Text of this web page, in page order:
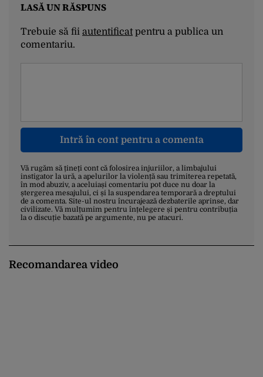
LASĂ UN RĂSPUNS
Trebuie să fii autentificatpentru a publica un
comentariu.
Intră în cont pentru a comenta
Vă rugăm să țineți cont că folosirea injuriilor, a limbajului
instigator la ură, a apelurilor la violență sau trimiterea repetată,
în mod abuziv, a aceluiași comentariu pot duce nu doar la
ștergerea mesajului, ci și la suspendarea temporară a dreptului
de a comenta. Site-ul nostru încurajează dezbaterile aprinse, dar
civilizate. Vă mulțumim pentru înțelegere și pentru contribuția
la o discuție bazată pe argumente, nu pe atacuri.
Recomandarea video